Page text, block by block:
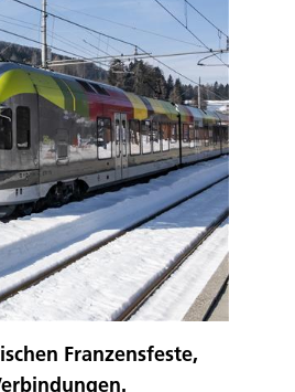
Franzensfeste,